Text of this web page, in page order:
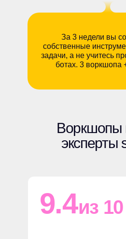
За 3 недели вы
собственные
задачи, а не учитесь
ботах. 3 воркшопа
Воркшопы
эксперты
9.4из 10